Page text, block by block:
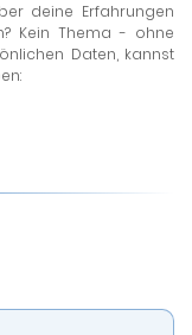
deine Erfahrungen
Kein Thema - ohne
Daten, kannst